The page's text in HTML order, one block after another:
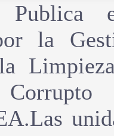
Publica
la